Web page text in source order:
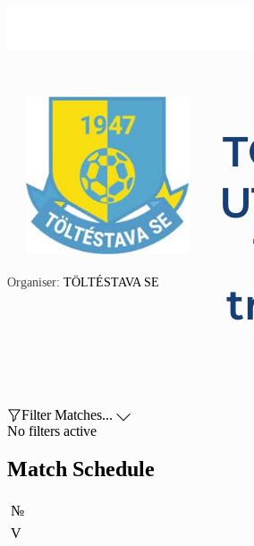
Organiser: TÖLTÉSTAVA SE
Filter Matches... 
No filters active
Match Schedule
№
V